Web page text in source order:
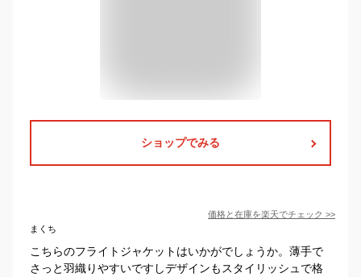
ショップでみる
価格と在庫を楽天でチェック >>
まくち
こちらのフライトジャケットはいかがでしょうか。薄手で
さっと羽織りやすいですしデザインもスタイリッシュで格